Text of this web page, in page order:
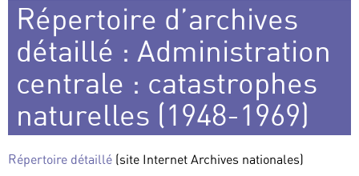
Répertoire d’archives
détaillé : Administration
centrale : catastrophes
naturelles (1948-1969)
Répertoire détaillé (site Internet Archives nationales)